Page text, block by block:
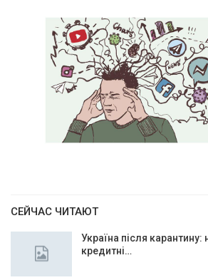
СЕЙЧАС ЧИТАЮТ
Україна після карантину:
кредитні…